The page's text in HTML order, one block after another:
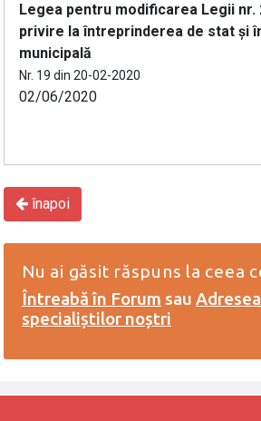
Legea pentru modificarea Legii nr.
privire la întreprinderea de stat și
municipală
Nr. 19 din 20-02-2020
02/06/2020
înapoi
Nu ai găsit răspuns la ceea
Întreabă în Forum sau
specialiștilor noștri